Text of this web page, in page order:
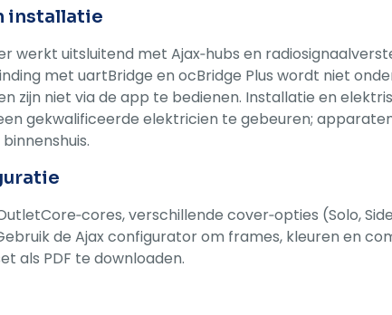
installatie
werkt uitsluitend met Ajax‑hubs en
met uartBridge en ocBridge Plus wordt niet
zijn niet via de app te bedienen. Installatie en
gekwalificeerde elektricien te gebeuren;
verschillende cover‑opties (Solo,
de Ajax configurator om frames, kleuren en
als PDF te downloaden.